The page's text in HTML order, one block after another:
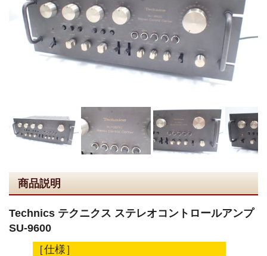
商品説明
Technics テクニクス ステレオコントロールアンプ
SU-9600
［仕様］